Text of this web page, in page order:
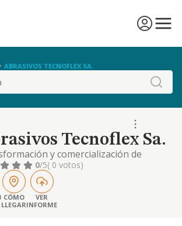
ABRASIVOS TECNOFLEX SA.
Tecnoflex Sa.
y comercialización de
flexible
0/5( 0 votos)
CÓMO
LLEGAR
VER
INFORME